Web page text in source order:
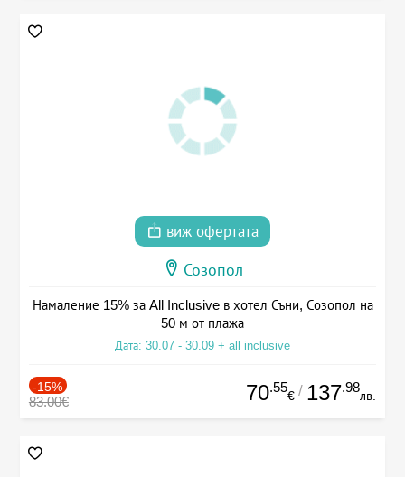
виж офертата
Созопол
Намаление 15% за All Inclusive в хотел Съни, Созопол на
50 м от плажа
Дата: 30.07 - 30.09 + all inclusive
-15%
83.00€ 70.55
€ / 137.98
лв.